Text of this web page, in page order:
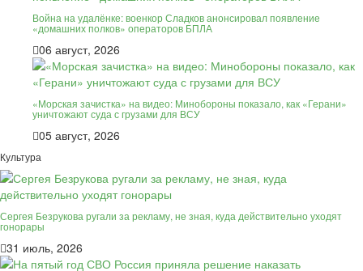
Война на удалёнке: военкор Сладков анонсировал появление
«домашних полков» операторов БПЛА
06 август, 2026
«Морская зачистка» на видео: Минобороны показало, как «Герани»
уничтожают суда с грузами для ВСУ
05 август, 2026
Культура
Сергея Безрукова ругали за рекламу, не зная, куда действительно уходят
гонорары
31 июль, 2026